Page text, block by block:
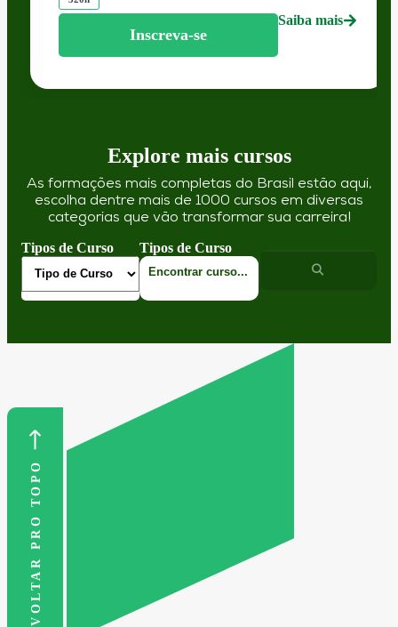
Inscreva-se
Saiba mais
Explore mais cursos
As formações mais completas do Brasil estão aqui,
escolha dentre mais de 1000 cursos em diversas
categorias que vão transformar sua carreira!
Tipos de Curso Tipos de Curso
VOLTAR PRO TOPO